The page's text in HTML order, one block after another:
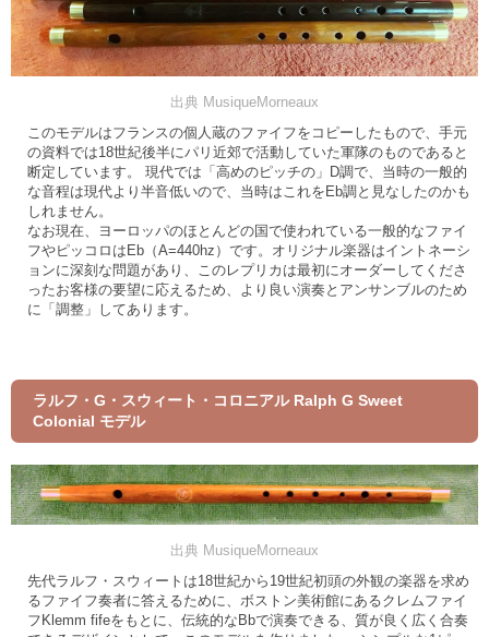
出典 MusiqueMorneaux
このモデルはフランスの個人蔵のファイフをコピーしたもので、手元
の資料では18世紀後半にパリ近郊で活動していた軍隊のものであると
断定しています。 現代では「高めのピッチの」D調で、当時の一般的
な音程は現代より半音低いので、当時はこれをEb調と見なしたのかも
しれません。
なお現在、ヨーロッパのほとんどの国で使われている一般的なファイ
フやピッコロはEb（A=440hz）です。オリジナル楽器はイントネーシ
ョンに深刻な問題があり、このレプリカは最初にオーダーしてくださ
ったお客様の要望に応えるため、より良い演奏とアンサンブルのため
に「調整」してあります。
ラルフ・G・スウィート・コロニアル Ralph G Sweet
Colonial モデル
出典 MusiqueMorneaux
先代ラルフ・スウィートは18世紀から19世紀初頭の外観の楽器を求め
るファイフ奏者に答えるために、ボストン美術館にあるクレムファイ
フKlemm fifeをもとに、伝統的なBbで演奏できる、質が良く広く合奏